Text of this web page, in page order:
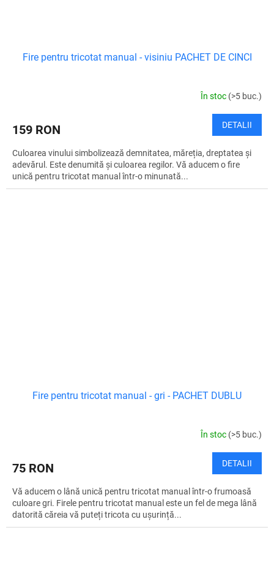
Fire pentru tricotat manual - visiniu PACHET DE CINCI
În stoc (>5 buc.)
159 RON DETALII
Culoarea vinului simbolizează demnitatea, măreția, dreptatea și
adevărul. Este denumită și culoarea regilor. Vă aducem o fire
unică pentru tricotat manual într-o minunată...
Fire pentru tricotat manual - gri - PACHET DUBLU
În stoc (>5 buc.)
75 RON DETALII
Vă aducem o lână unică pentru tricotat manual într-o frumoasă
culoare gri. Firele pentru tricotat manual este un fel de mega lână
datorită căreia vă puteți tricota cu ușurință...